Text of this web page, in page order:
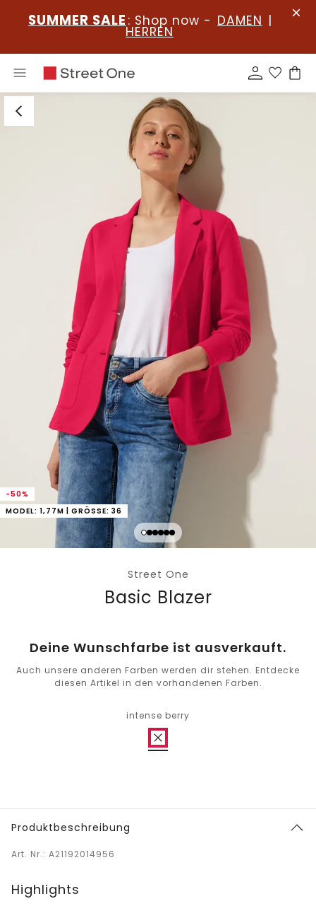
SUMMER SALE : Shop now - DAMEN |
HERREN
-50%
MODEL: 1,77M | GRÖSSE: 36
Street One
Basic Blazer
Deine Wunschfarbe ist ausverkauft.
Auch unsere anderen Farben werden dir stehen. Entdecke
diesen Artikel in den vorhandenen Farben.
intense berry
Produktbeschreibung
Art. Nr.: A21192014956
Highlights